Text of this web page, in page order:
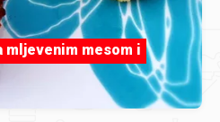
mljevenim mesom i